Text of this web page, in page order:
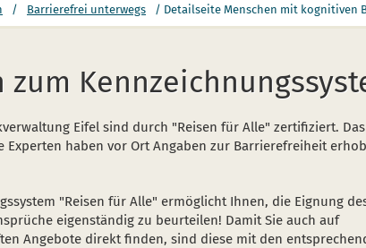
/ Barrierefrei unterwegs / Detailseite Menschen mit kognitiven
Eifel sind durch "Reisen für Alle" zertifiziert. Das
Experten haben vor Ort Angaben zur Barrierefreiheit
"Reisen für Alle" ermöglicht Ihnen, die Eignung
eigenständig zu beurteilen! Damit Sie auch auf
Angebote direkt finden, sind diese mit den